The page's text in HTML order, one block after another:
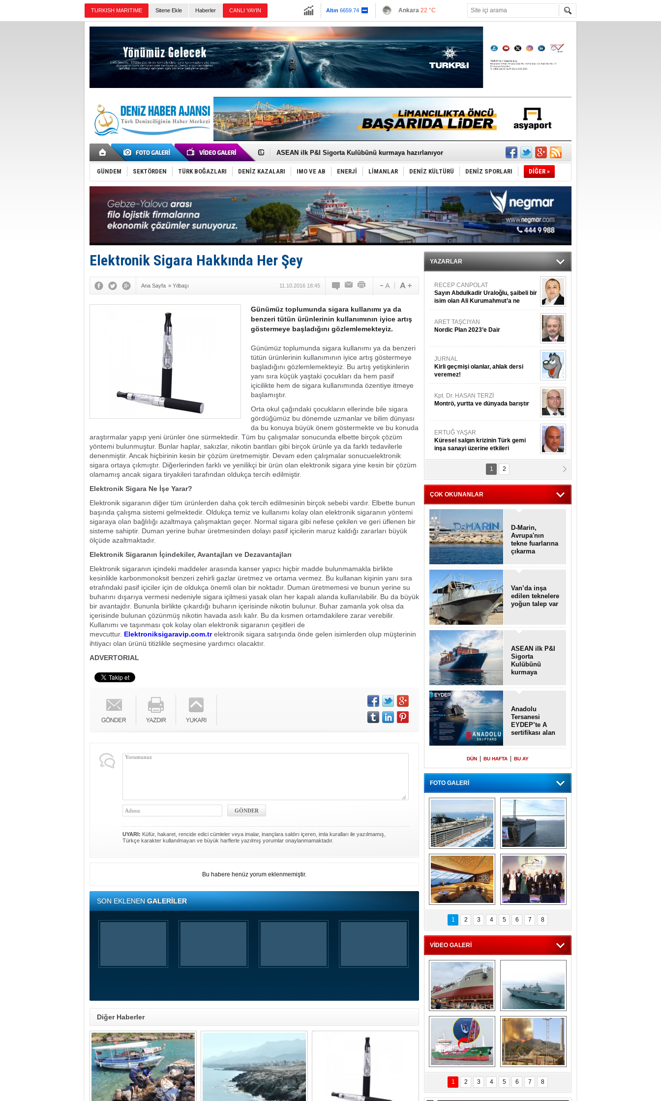
TURKISH MARITIME Sitene Ekle Haberler CANLI YAYIN
Altın 6659.74
Euro55.1258
Ankara 22 °C
Antalya27 °C
Muğla 22 °C
Çanakkale 24 °C
D-Marin, Avrupa'nın tekne fuarlarına çıkarma yapacak
ASEAN ilk P&I Sigorta Kulübünü kurmaya hazırlanıyor
TAYK - Eker Olympos Regatta'da ilk start!
İstanbul ve Çanakkale: 6 ayda 40.000 gemi
TEKNOFEST ‘Mavi Vatan’ ziyaretçi kayıtları başladı!
Tersane işçilerinin direnişi, kazanımla sonuçlandı
İngiliz aktivistler, gemide mahsur kaldı!
FESCO, Karadeniz'de yeni sevkiyat taleplerini durdurdu
DESE, BIMCO’ya katıldı
GİMBİRDER gemi inşa yan sanayinin sorunlarını tartıştı
35 milyon TL'lik tekne projesinde karar çıktı
İnsansız cankurtaran ihalesini BlueForge kazandı
Anadolu Tersanesi EYDEP’te A sertifikası alan ilk tersane oldu
GÜNDEM SEKTÖRDEN TÜRK BOĞAZLARI DENİZ KAZALARI IMO VE AB ENERJİ LİMANLAR DENİZ KÜLTÜRÜ DENİZ SPORLARI DİĞER »
Elektronik Sigara Hakkında Her Şey
Ana Sayfa » Yılbaşı 11.10.2016 18:45
Günümüz toplumunda sigara kullanımı ya da
benzeri tütün ürünlerinin kullanımının iyice artış
göstermeye başladığını gözlemlemekteyiz.
Günümüz toplumunda sigara kullanımı ya da benzeri
tütün ürünlerinin kullanımının iyice artış göstermeye
başladığını gözlemlemekteyiz. Bu artış yetişkinlerin
yanı sıra küçük yaştaki çocukları da hem pasif
içicilikte hem de sigara kullanımında özentiye itmeye
başlamıştır.
Orta okul çağındaki çocukların ellerinde bile sigara
gördüğümüz bu dönemde uzmanlar ve bilim dünyası
da bu konuya büyük önem göstermekte ve bu konuda
araştırmalar yapıp yeni ürünler öne sürmektedir. Tüm bu çalışmalar sonucunda elbette birçok çözüm
yöntemi bulunmuştur. Bunlar haplar, sakızlar, nikotin bantları gibi birçok ürünle ya da farklı tedavilerle
denenmiştir. Ancak hiçbirinin kesin bir çözüm üretmemiştir. Devam eden çalışmalar sonucuelektronik
sigara ortaya çıkmıştır. Diğerlerinden farklı ve yenilikçi bir ürün olan elektronik sigara yine kesin bir çözüm
olamamış ancak sigara tiryakileri tarafından oldukça tercih edilmiştir.
Elektronik Sigara Ne İşe Yarar?
Elektronik sigaranın diğer tüm ürünlerden daha çok tercih edilmesinin birçok sebebi vardır. Elbette bunun
başında çalışma sistemi gelmektedir. Oldukça temiz ve kullanımı kolay olan elektronik sigaranın yöntemi
sigaraya olan bağlılığı azaltmaya çalışmaktan geçer. Normal sigara gibi nefese çekilen ve geri üflenen bir
sisteme sahiptir. Duman yerine buhar üretmesinden dolayı pasif içicilerin maruz kaldığı zararları büyük
ölçüde azaltmaktadır.
Elektronik Sigaranın İçindekiler, Avantajları ve Dezavantajları
Elektronik sigaranın içindeki maddeler arasında kanser yapıcı hiçbir madde bulunmamakla birlikte
kesinlikle karbonmonoksit benzeri zehirli gazlar üretmez ve ortama vermez. Bu kullanan kişinin yanı sıra
etrafındaki pasif içiciler için de oldukça önemli olan bir noktadır. Duman üretmemesi ve bunun yerine su
buharını dışarıya vermesi nedeniyle sigara içilmesi yasak olan her kapalı alanda kullanılabilir. Bu da büyük
bir avantajdır. Bununla birlikte çıkardığı buharın içerisinde nikotin bulunur. Buhar zamanla yok olsa da
içerisinde bulunan çözünmüş nikotin havada asılı kalır. Bu da kısmen ortamdakilere zarar verebilir.
Kullanımı ve taşınması çok kolay olan elektronik sigaranın çeşitleri de
mevcuttur. Elektroniksigaravip.com.trelektronik sigara satışında önde gelen isimlerden olup müşterinin
ihtiyacı olan ürünü titizlikle seçmesine yardımcı olacaktır.
ADVERTORIAL
UYARI: Küfür, hakaret, rencide edici cümleler veya imalar, inançlara saldırı içeren, imla kuralları ile yazılmamış,
Türkçe karakter kullanılmayan ve büyük harflerle yazılmış yorumlar onaylanmamaktadır.
Bu habere henüz yorum eklenmemiştir.
SON EKLENENGALERİLER
Diğer Haberler
YAZARLAR
RECEP CANPOLAT
Sayın Abdulkadir Uraloğlu, şaibeli bir
isim olan Ali Kurumahmut’a ne
danışıyorsunuz?
ARET TAŞCIYAN
Nordic Plan 2023’e Dair
JURNAL
Kirli geçmişi olanlar, ahlak dersi
veremez!
Kpt. Dr. HASAN TERZİ
Montrö, yurtta ve dünyada barıştır
ERTUĞ YAŞAR
Küresel salgın krizinin Türk gemi
inşa sanayi üzerine etkileri
Kpt. MESUT AZMİ GÖKSOY
ithafen...
1 2
ÇOK OKUNANLAR
D-Marin,
Avrupa'nın
tekne fuarlarına
çıkarma
Van’da inşa
edilen teknelere
yoğun talep var
ASEAN ilk P&I
Sigorta
Kulübünü
kurmaya
Anadolu
Tersanesi
EYDEP’te A
sertifikası alan
DÜN BU HAFTA BU AY
FOTO GALERİ
“Gemi içinde gemi”
konsepti ile MSC
Splendida
Dünyada tek!
Denizaltı yüzer
havuzu intikal
seyrine başladı
MSC'den 55 milyon
euroluk turizm geliri
müjdesi
5. Bosphorus Ship
Brokers Dinner,
İstanbul’da yapıldı
1 2 3 4 5 6 7 8
VİDEO GALERİ
Çeksan Tersanesi,
Başaran Bayrak
tankerini suya
indirdi
TCG Anadolu,
tersane teknik
seyrini tamamladı
Göçmenlerin
imdadına Türk
sahipli MINA DENIZ
yetişti
Milas’taki yangın
yeniden termik
santrallere doğru
ilerliyor
1 2 3 4 5 6 7 8